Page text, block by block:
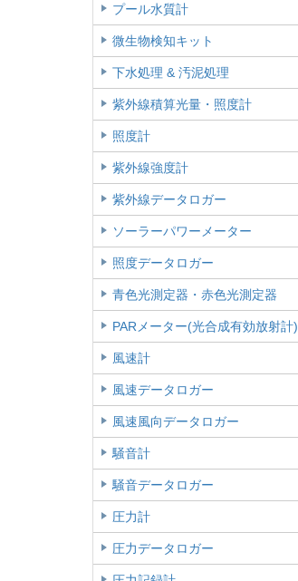
プール水質計
微生物検知キット
下水処理 & 汚泥処理
紫外線積算光量・照度計
照度計
紫外線強度計
紫外線データロガー
ソーラーパワーメーター
照度データロガー
青色光測定器・赤色光測定器
PARメーター(光合成有効放射計)
風速計
風速データロガー
風速風向データロガー
騒音計
騒音データロガー
圧力計
圧力データロガー